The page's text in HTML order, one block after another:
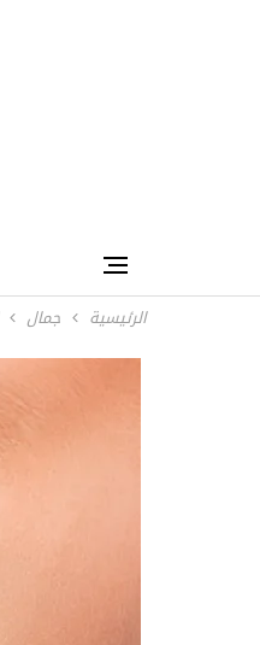
الرئيسية جمال